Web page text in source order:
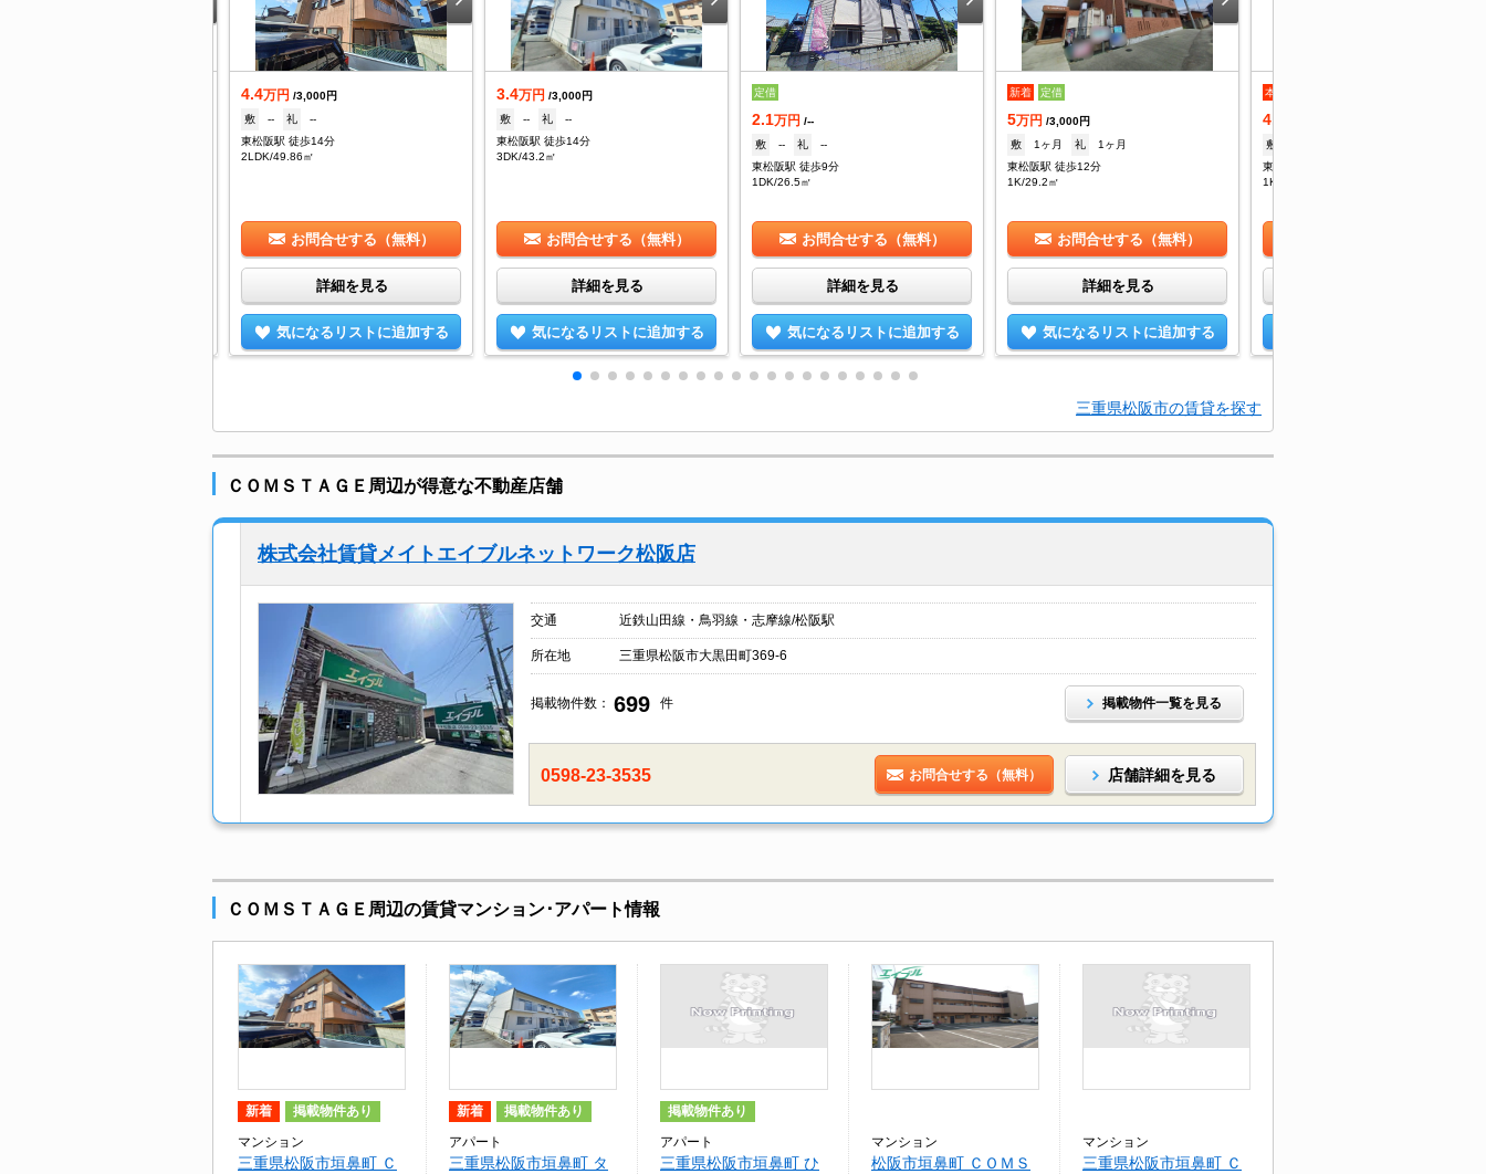
4.4万円 /3,000円
敷
-- 礼
--
東松阪駅 徒歩14分
2LDK/49.86㎡
お問合せする（無料）
詳細を見る
気になるリストに追加する
3.4万円 /3,000円
敷
-- 礼
--
東松阪駅 徒歩14分
3DK/43.2㎡
お問合せする（無料）
詳細を見る
気になるリストに追加する
定借
2.1万円 /--
敷
-- 礼
--
東松阪駅 徒歩9分
1DK/26.5㎡
お問合せする（無料）
詳細を見る
気になるリストに追加する
新着 定借
5万円 /3,000円
敷
1ヶ月 礼
1ヶ月
東松阪駅 徒歩12分
1K/29.2㎡
お問合せする（無料）
詳細を見る
気になるリストに追加する
本日の新着
4.9
敷
東松阪駅 徒歩13分
1K/34㎡
三重県松阪市の賃貸を探す
ＣＯＭＳＴＡＧＥ周辺が得意な不動産店舗
株式会社賃貸メイトエイブルネットワーク松阪店
交通 近鉄山田線・鳥羽線・志摩線/松阪駅
所在地 三重県松阪市大黒田町369-6
掲載物件数： 699 件 掲載物件一覧を見る
0598-23-3535 お問合せする（無料） 店舗詳細を見る
ＣＯＭＳＴＡＧＥ周辺の賃貸マンション･アパート情報
新着 掲載物件あり
マンション
三重県松阪市垣鼻町 Ｃ
新着 掲載物件あり
アパート
三重県松阪市垣鼻町 タ
掲載物件あり
アパート
三重県松阪市垣鼻町 ひ
マンション
松阪市垣鼻町 ＣＯＭＳ
マンション
三重県松阪市垣鼻町 Ｃ